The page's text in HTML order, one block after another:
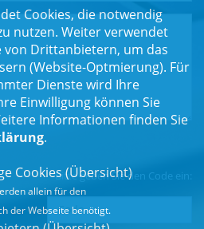
Bitte geben Sie den Code ein:
Cookies, die notwendig
nutzen. Weiter verwendet
von Drittanbietern, um das
(Website-Optmierung). Für
Dienste wird Ihre
Einwilligung können Sie
Informationen finden Sie
.
Cookies (Übersicht)
allein für den
der Webseite benötigt.